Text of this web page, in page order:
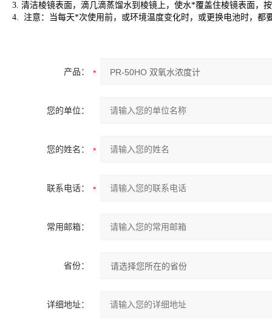
3. 清洁棱镜表面，滴几滴蒸馏水到棱镜上，使水*覆盖住棱镜表面，按
4.
注意：当每天*次使用前，或环境温度变化时，或更换电池时，都
产品：
您的单位：
您的姓名：
联系电话：
常用邮箱：
省份：
详细地址：